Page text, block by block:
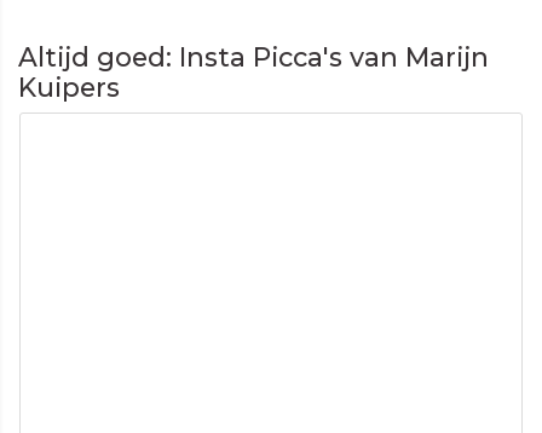
Altijd goed: Insta Picca's van Marijn
Kuipers